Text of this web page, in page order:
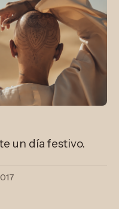
un día festivo.